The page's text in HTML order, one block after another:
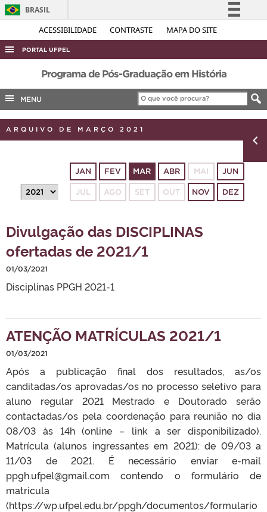
ACESSIBILIDADE CONTRASTE MAPA DO SITE
BRASIL
Simplifique!
Acesso à informação
Legislação
Canais
PORTAL UFPEL
ACESSO À INFORMAÇÃO
AUDITORIA
COBALTO
CONCURSOS
OUVIDORIA
TELEFONES
Programa de Pós-Graduação em História
MENU
ARQUIVO DE MARÇO 2021
JAN FEV MAR ABR MAI JUN
JUL AGO SET OUT NOV DEZ
Divulgação das DISCIPLINAS
ofertadas de 2021/1
01/03/2021
Disciplinas PPGH 2021-1
ATENÇÃO MATRÍCULAS 2021/1
01/03/2021
Após a publicação final dos resultados, as/os
canditadas/os aprovadas/os no processo seletivo para
aluno regular 2021 Mestrado e Doutorado serão
contactadas/os pela coordenação para reunião no dia
08/03 às 14h (online – link a ser disponibilizado).
Matrícula (alunos ingressantes em 2021): de 09/03 a
11/03 de 2021. É necessário enviar e-mail
ppgh.ufpel@gmail.com contendo o formulário de
matricula
(https://wp.ufpel.edu.br/ppgh/documentos/formulario